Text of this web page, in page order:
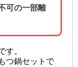
可の一部離
す。
つ鍋セットで